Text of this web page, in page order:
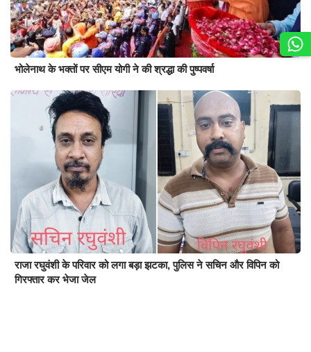
भोलेनाथ के भक्तों पर सीएम योगी ने की श्रद्धा की पुष्पवर्षा
राजा रघुवंशी के परिवार को लगा बड़ा झटका, पुलिस ने सचिन और विपिन को
गिरफ्तार कर भेजा जेल